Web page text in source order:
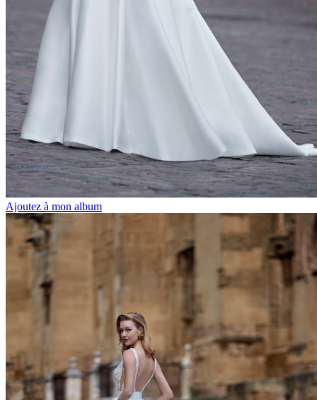
Ajoutez à mon album